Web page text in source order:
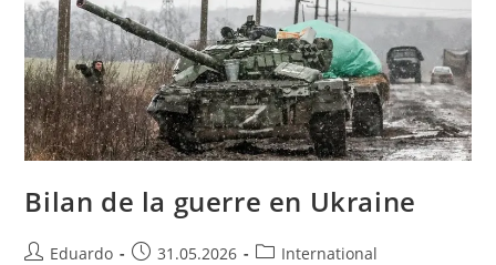
Bilan de la guerre en Ukraine
Eduardo 31.05.2026 International